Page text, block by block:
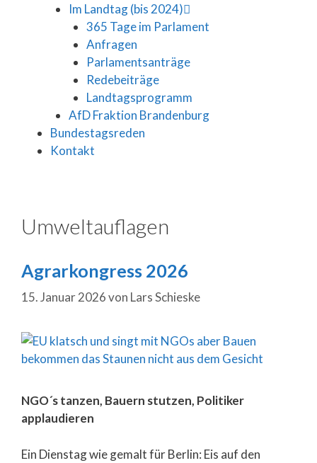
Im Landtag (bis 2024)
365 Tage im Parlament
Anfragen
Parlamentsanträge
Redebeiträge
Landtagsprogramm
AfD Fraktion Brandenburg
Bundestagsreden
Kontakt
Umweltauflagen
Agrarkongress 2026
15. Januar 2026von Lars Schieske
NGO´s tanzen, Bauern stutzen, Politiker
applaudieren
Ein Dienstag wie gemalt für Berlin: Eis auf den